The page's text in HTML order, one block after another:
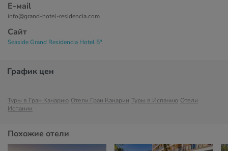
Е-маil
info@grand-hotel-residencia.com
Сайт
Seaside Grand Residencia Hotel 5*
График цен
Туры в Гран Канарию Отели Гран Канарии Туры в Испанию Отели
Испании
Похожие отели